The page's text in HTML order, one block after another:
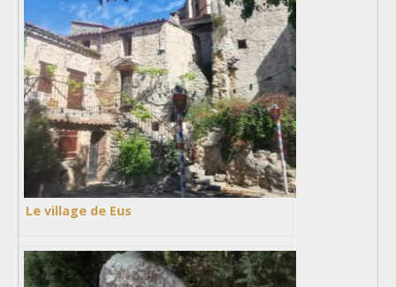
Le village de Eus